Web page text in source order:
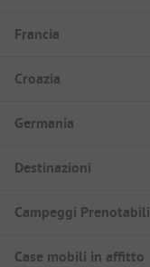
Francia
Croazia
Germania
Destinazioni
Campeggi Prenotabili
Case mobili in affitto